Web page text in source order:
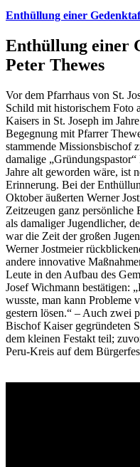
Enthüllung einer
Enthüllung einer
Peter Thewes
Vor dem Pfarrhaus von St.
Schild mit historischem Foto
Kaisers in St. Joseph im
Begegnung mit Pfarrer
stammende Missionsbischof
damalige
Jahre alt geworden wäre, ist
Erinnerung. Bei der
Oktober äußerten Werner
Zeitzeugen ganz persönliche
als damaliger Jugendlicher,
war die Zeit der großen
Werner Jostmeier
andere innovative
Leute in den Aufbau des
Josef Wichmann bestätigen:
wusste, man kann Probleme
gestern lösen.“ – Auch zwei
Bischof Kaiser gegründeten
dem kleinen Festakt teil;
Peru-Kreis auf dem